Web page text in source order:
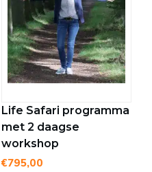
Life Safari programma
met 2 daagse
workshop
€795,00